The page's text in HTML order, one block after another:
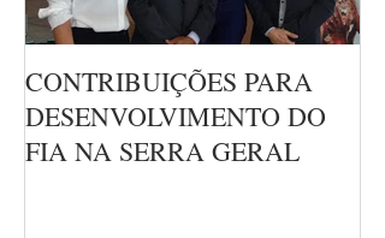
CONTRIBUIÇÕES PARA
DESENVOLVIMENTO DO
FIA NA SERRA GERAL